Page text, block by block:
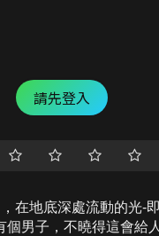
請先登入
在地底深處流動的光-
個男子，不曉得這會給